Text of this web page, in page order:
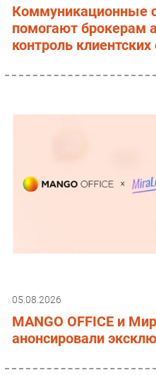
Коммуникационные
помогают брокерам
контроль
05.08.2026
MANGO OFFICE и
анонсировали